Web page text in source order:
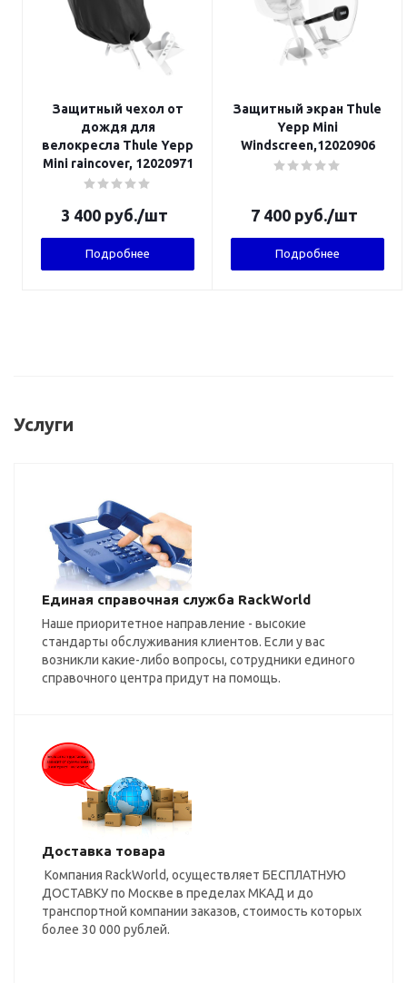
Защитный чехол от
дождя для
велокресла Thule Yepp
Mini raincover, 12020971
3 400 руб./шт
Подробнее
Защитный экран Thule
Yepp Mini
Windscreen,12020906
7 400 руб./шт
Подробнее
Услуги
Единая справочная служба RackWorld
Наше приоритетное направление - высокие
стандарты обслуживания клиентов. Если у вас
возникли какие-либо вопросы, сотрудники единого
справочного центра придут на помощь.
Доставка товара
Компания RackWorld, осуществляет БЕСПЛАТНУЮ
ДОСТАВКУ по Москве в пределах МКАД и до
транспортной компании заказов, стоимость которых
более 30 000 рублей.